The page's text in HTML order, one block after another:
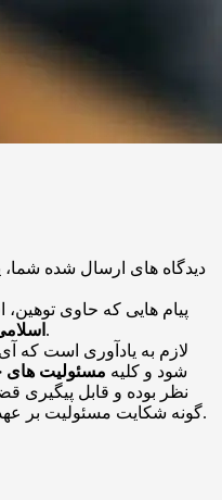
دیدگاه های ارسال شده
پیام هایی که حاوی توهین،
باشد منتشر نخواهد شد.
لازم به یادآوری است
شود و کلیه مسئولیت های
نظر بوده و قابل پیگیری
گونه شکایت مسئولیت بر عهده شخص نظر دهنده خواهد بود.